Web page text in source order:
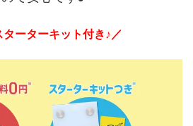
ターターキット付き♪／